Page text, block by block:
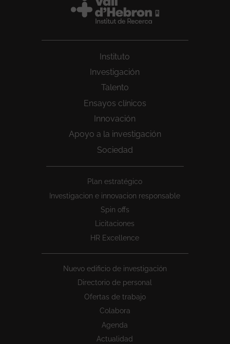
Instituto
Investigación
Talento
Ensayos clínicos
Innovación
Apoyo a la investigación
Sociedad
Plan estratégico
Investigacion e innovacion responsable
Spin offs
Licitaciones
HR Excellence
Nuevo edificio de investigación
Directorio de personal
Ofertas de trabajo
Colabora
Agenda
Actualidad